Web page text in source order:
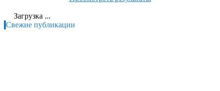
Загрузка ...
Свежие публикации